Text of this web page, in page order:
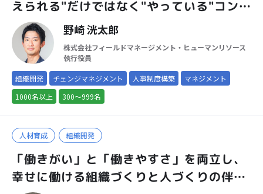
えられる"だけではなく"やっている"コンサ
ルタントです野崎 洸太郎
株式会社フィールドマネージメント・ヒューマンリソース
執行役員
組織開発 チェンジマネジメント 人事制度構築
マネジメント
1000名以上
300～999名
人材育成 組織開発
「働きがい」と「働きやすさ」を両立し、
幸せに働ける組織づくりと人づくりの伴走